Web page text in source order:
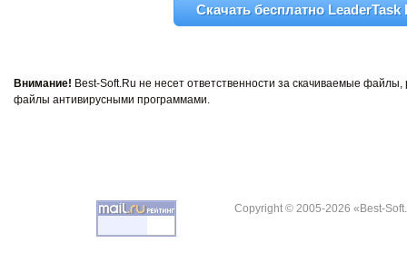
Скачать бесплатно LeaderTask
Внимание! Best-Soft.Ru не несет ответственности за скачиваемые
файлы антивирусными программами.
Copyright © 2005-2026 «Best-